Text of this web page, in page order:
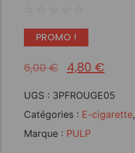
☆ ☆ ☆ ☆ ☆
PROMO !
6,00€ 4,80 €
UGS : 3PFROUGE05
Catégories : E-cigarette,
Marque : PULP